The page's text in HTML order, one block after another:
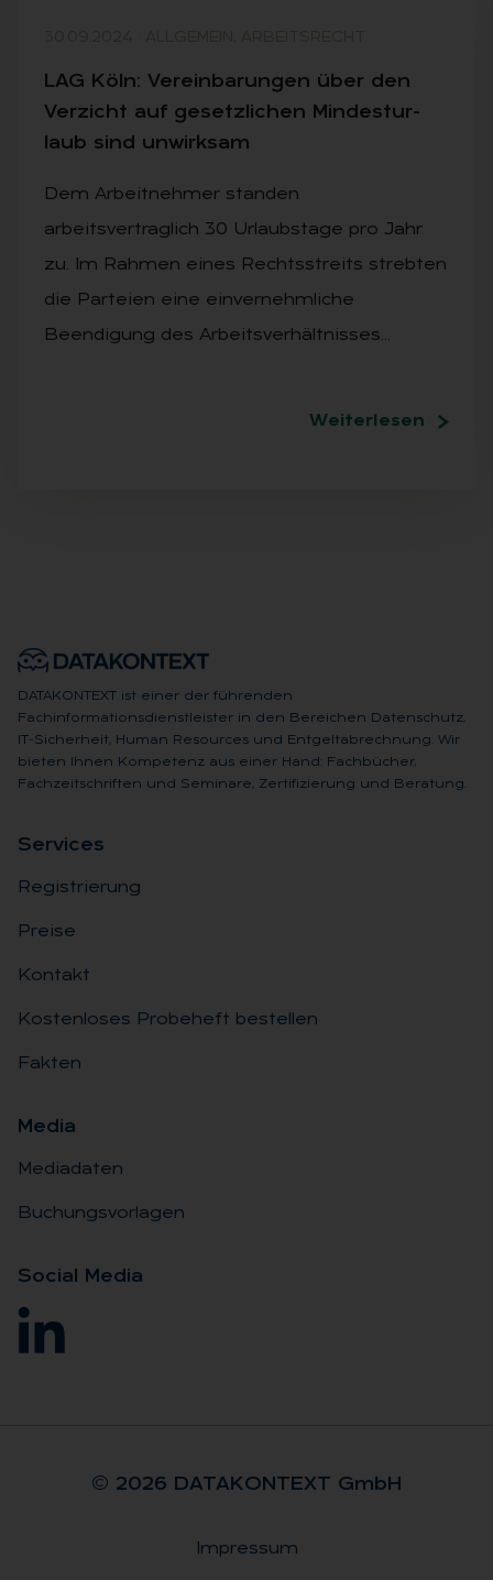
LAG Köln: Ver­ein­ba­run­gen über den
Ver­zicht auf ge­setz­li­chen Min­dest­ur­
laub sind un­wirk­sam
Dem Arbeitnehmer standen
arbeitsvertraglich 30 Urlaubstage pro Jahr
zu. Im Rahmen eines Rechtsstreits strebten
die Parteien eine einvernehmliche
Beendigung des Arbeitsverhältnisses…
Weiterlesen
DATAKONTEXT ist einer der führenden
Fachinformationsdienstleister in den Bereichen Datenschutz,
IT-Sicherheit, Human Resources und Entgeltabrechnung. Wir
bieten Ihnen Kompetenz aus einer Hand: Fachbücher,
Fachzeitschriften und Seminare, Zertifizierung und Beratung.
Ser­vices
Registrierung
Preise
Kontakt
Kostenloses Probeheft bestellen
Fakten
Me­dia
Mediadaten
Buchungsvorlagen
So­ci­al Me­dia
© 2026 DA­TA­KON­TEXT GmbH
Impressum